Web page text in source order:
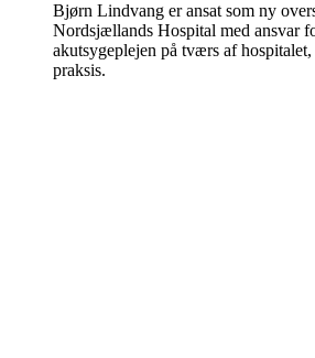
Bjørn Lindvang er ansat som ny
Nordsjællands Hospital med ansvar
akutsygeplejen på tværs af
praksis.